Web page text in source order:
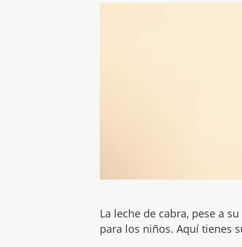
La leche de cabra, pese a
para los niños. Aquí tienes